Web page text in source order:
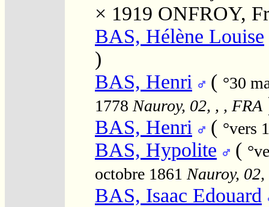
× 1919 ONFROY,
BAS, Hélène Louise
)
BAS, Henri
( °30
1778 Nauroy, 02, , , FRA
BAS, Henri
( °vers
BAS, Hypolite (
octobre 1861 Nauroy,
BAS, Isaac Edouard